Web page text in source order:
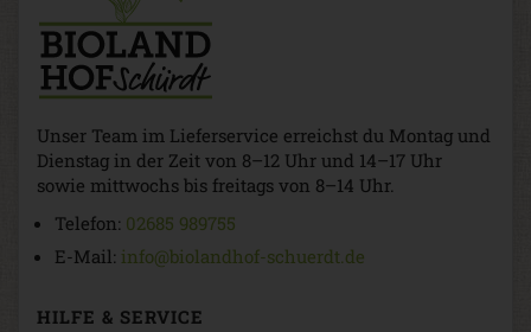
Unser Team im Lieferservice erreichst du Montag und
Dienstag in der Zeit von 8–12 Uhr und 14–17 Uhr
sowie mittwochs bis freitags von 8–14 Uhr.
Telefon: 02685 989755
E-Mail: info@biolandhof-schuerdt.de
HILFE & SERVICE